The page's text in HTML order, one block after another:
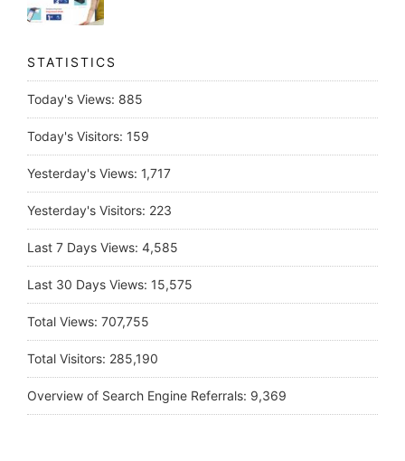
STATISTICS
Today's Views: 885
Today's Visitors: 159
Yesterday's Views: 1,717
Yesterday's Visitors: 223
Last 7 Days Views: 4,585
Last 30 Days Views: 15,575
Total Views: 707,755
Total Visitors: 285,190
Overview of Search Engine Referrals: 9,369